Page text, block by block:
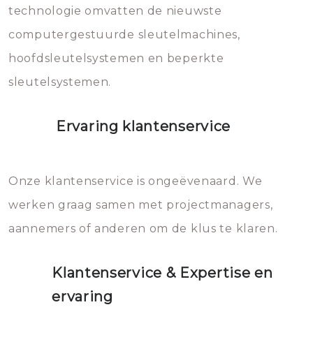
vermijden.
technologie omvatten de nieuwste
computergestuurde sleutelmachines,
hoofdsleutelsystemen en beperkte
sleutelsystemen.
Ervaring klantenservice
Onze klantenservice is ongeëvenaard. We
werken graag samen met projectmanagers,
aannemers of anderen om de klus te klaren.
Klantenservice & Expertise en
ervaring